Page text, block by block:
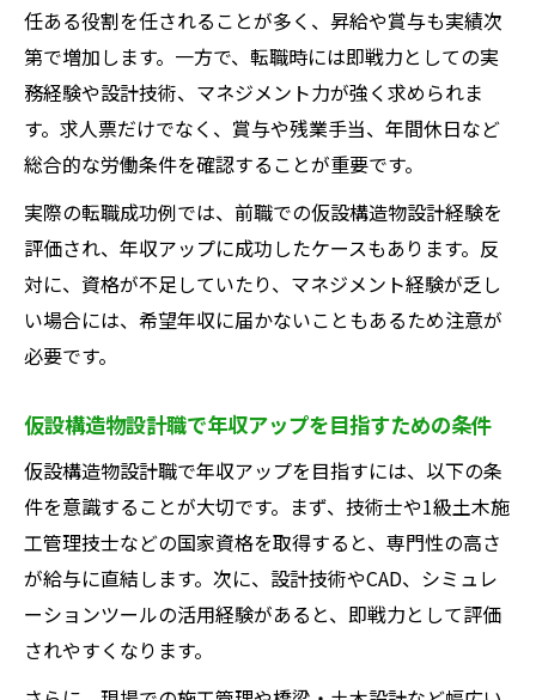
任ある役割を任されることが多く、昇給や賞与も実績次
第で増加します。一方で、転職時には即戦力としての実
務経験や設計技術、マネジメント力が強く求められま
す。求人票だけでなく、賞与や残業手当、年間休日など
総合的な労働条件を確認することが重要です。
実際の転職成功例では、前職での仮設構造物設計経験を
評価され、年収アップに成功したケースもあります。反
対に、資格が不足していたり、マネジメント経験が乏し
い場合には、希望年収に届かないこともあるため注意が
必要です。
仮設構造物設計職で年収アップを目指すための条件
仮設構造物設計職で年収アップを目指すには、以下の条
件を意識することが大切です。まず、技術士や1級土木施
工管理技士などの国家資格を取得すると、専門性の高さ
が給与に直結します。次に、設計技術やCAD、シミュレ
ーションツールの活用経験があると、即戦力として評価
されやすくなります。